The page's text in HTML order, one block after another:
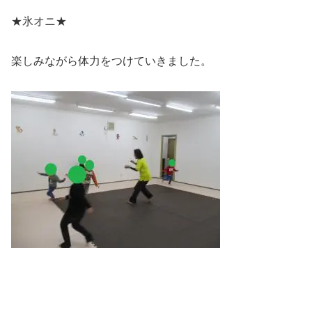
★氷オニ★
楽しみながら体力をつけていきました。